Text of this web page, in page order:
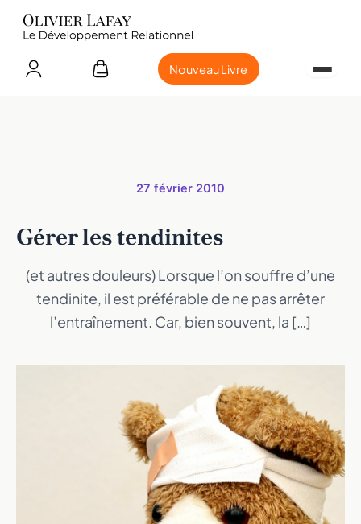
Nouveau Livre
27 février 2010
Gérer les tendinites
(et autres douleurs) Lorsque l’on souffre d’une
tendinite, il est préférable de ne pas arrêter
l’entraînement. Car, bien souvent, la […]